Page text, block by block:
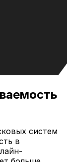
систем
в